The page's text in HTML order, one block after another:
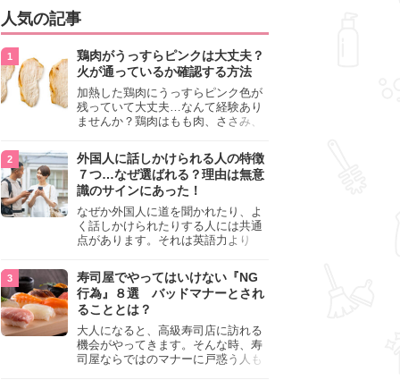
人気の記事
鶏肉がうっすらピンクは大丈夫？
火が通っているか確認する方法
加熱した鶏肉にうっすらピンク色が
残っていて大丈夫…なんて経験あり
ませんか？鶏肉はもも肉、ささみ、
わいが異なり、いろいろと楽しめる
料理ですが、鶏肉は加熱した後でも
うっすらピンク色の部分が大丈夫な
のと気になるときがあります。この
記事では生焼けか火が通っているの
かを確認する方法や、鶏肉を調理す
るときの注意点を紹介しますので、
参考にしてみてくださいね。
外国人に話しかけられる人の特徴
７つ…なぜ選ばれる？理由は無意
識のサインにあった！
なぜか外国人に道を聞かれたり、よ
く話しかけられたりする人には共通
点があります。それは英語力より
けても大丈夫」というサインが関係
しています。よく選ばれる人の特徴
や、英語が苦手でも焦らない対処
法、自分を守るための注意点を詳し
く解説します。
寿司屋でやってはいけない『NG
行為』８選 バッドマナーとされ
ることとは？
大人になると、高級寿司店に訪れる
機会がやってきます。そんな時、寿
司屋ならではのマナーに戸惑う人も